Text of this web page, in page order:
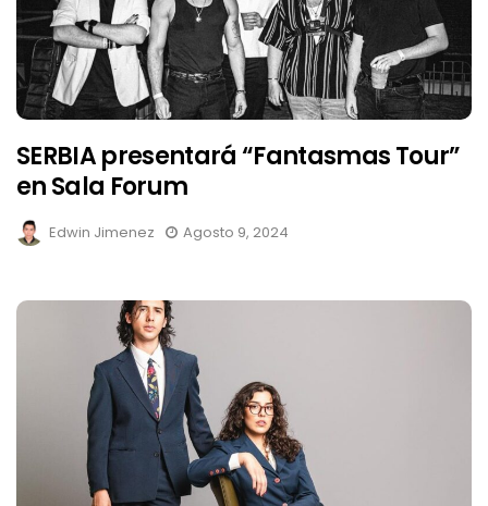
SERBIA presentará “Fantasmas Tour”
en Sala Forum
Edwin Jimenez Agosto 9, 2024